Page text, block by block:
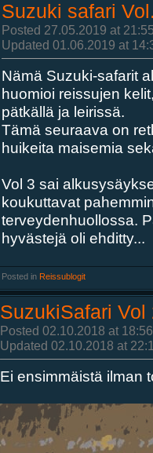
Suzuki safari
Posted 27.05.2019 at
Updated 01.06.2019 at
Nämä Suzuki-safarit
huomioi reissujen
pätkällä ja leirissä.
Tämä seuraava on
huikeita maisemia
Vol 3 sai
koukuttavat
terveydenhuollossa.
hyvästejä oli ehditty...
Posted in Reissublogit
SuzukiSafari Vol
Posted 02.10.2018 at
Updated 02.10.2018 at
Ei ensimmäistä ilman